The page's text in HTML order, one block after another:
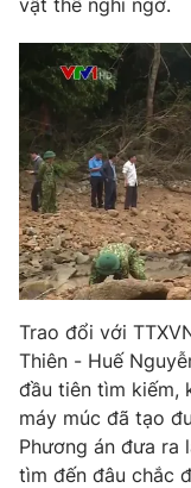
VTV Money
VTV Sức khoẻ
Thị trường 24h
VTV4
VTV9
Liên hệ tòa soạn
Trao đổi với
Thiên - Huế
đầu tiên tìm kiếm,
máy múc đã tạo
Phương án đưa
tìm đến đâu chắc